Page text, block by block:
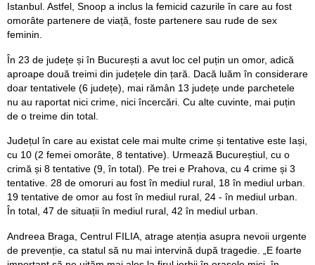
Istanbul. Astfel, Snoop a inclus la femicid cazurile în care au fost
omorâte partenere de viață, foste partenere sau rude de sex
feminin.
În 23 de județe și în București a avut loc cel puțin un omor, adică
aproape două treimi din județele din țară. Dacă luăm în considerare
doar tentativele (6 județe), mai rămân 13 județe unde parchetele
nu au raportat nici crime, nici încercări. Cu alte cuvinte, mai puțin
de o treime din total.
Județul în care au existat cele mai multe crime și tentative este Iași,
cu 10 (2 femei omorâte, 8 tentative). Urmează Bucureștiul, cu o
crimă și 8 tentative (9, în total). Pe trei e Prahova, cu 4 crime și 3
tentative. 28 de omoruri au fost în mediul rural, 18 în mediul urban.
19 tentative de omor au fost în mediul rural, 24 - în mediul urban.
În total, 47 de situații în mediul rural, 42 în mediul urban.
Andreea Braga, Centrul FILIA, atrage atenția asupra nevoii urgente
de prevenție, ca statul să nu mai intervină după tragedie. „E foarte